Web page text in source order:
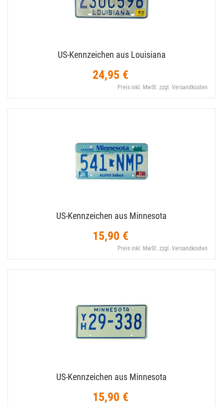
US-​Kennzeichen aus Louisiana
24,95 €
Preis inkl. MwSt. zzgl. Versandkosten
US-​Kennzeichen aus Minnesota
15,90 €
Preis inkl. MwSt. zzgl. Versandkosten
US-​Kennzeichen aus Minnesota
15,90 €